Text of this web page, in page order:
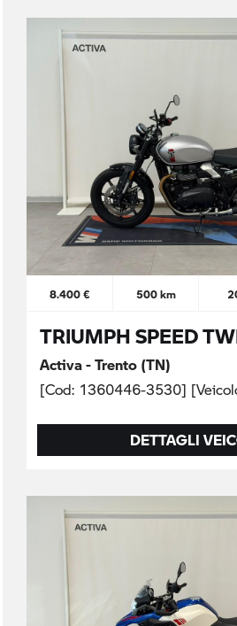
8.400 € 500 km
TRIUMPH SPEED
Activa - Trento (TN)
[Cod: 1360446-3530]
DETTAGLI